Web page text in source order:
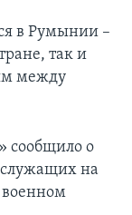
в Румынии –
так и
между
сообщило о
на